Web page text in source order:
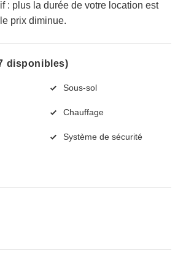
: plus la durée de votre location est
prix diminue.
disponibles)
Sous-sol
Chauffage
Système de sécurité